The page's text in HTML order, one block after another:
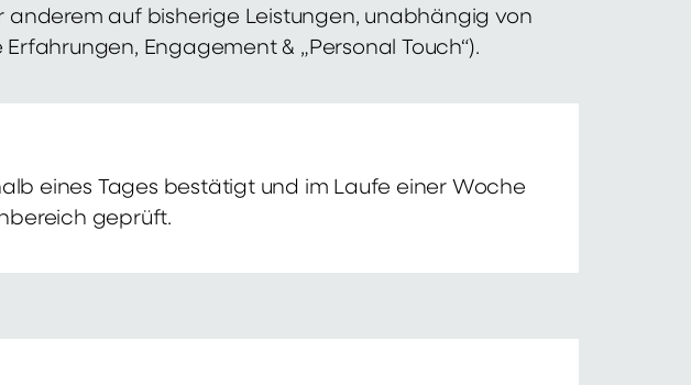
auf bisherige Leistungen, unabhängig von
Engagement & „Personal Touch“).
eines Tages bestätigt und im Laufe einer Woche
geprüft.